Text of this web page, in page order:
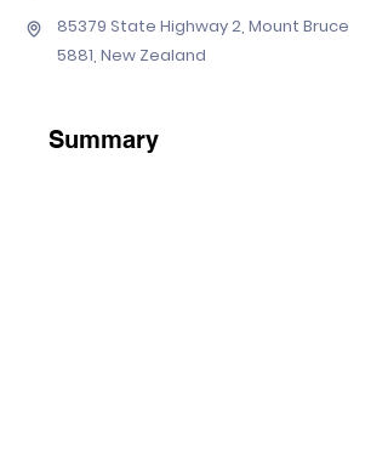
85379 State Highway 2, Mount Bruce
5881, New Zealand
Summary